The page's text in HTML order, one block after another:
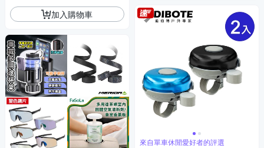
加入購物車
來自單車休閒愛好者的評選